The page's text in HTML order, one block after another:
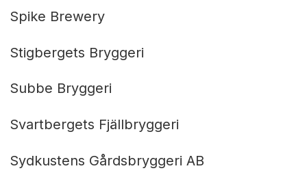
Spike Brewery
Stigbergets Bryggeri
Subbe Bryggeri
Svartbergets Fjällbryggeri
Sydkustens Gårdsbryggeri AB